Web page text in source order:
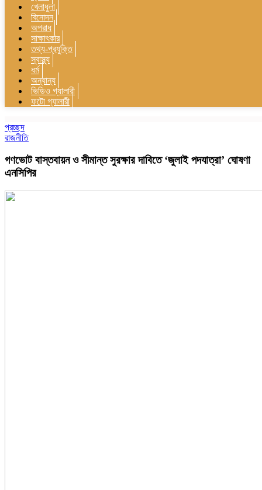
খেলাধুলা
বিনোদন
অপরাধ
সাক্ষাৎকার
তথ্য-প্রযুক্তি
স্বাস্থ্য
ধর্ম
অন্যান্য
ভিডিও গ্যালারী
ফটো গ্যালারী
প্রচ্ছদ
রাজনীতি
গণভোট বাস্তবায়ন ও সীমান্ত সুরক্ষার দাবিতে ‘জুলাই পদযাত্রা’ ঘোষণা
এনসিপির